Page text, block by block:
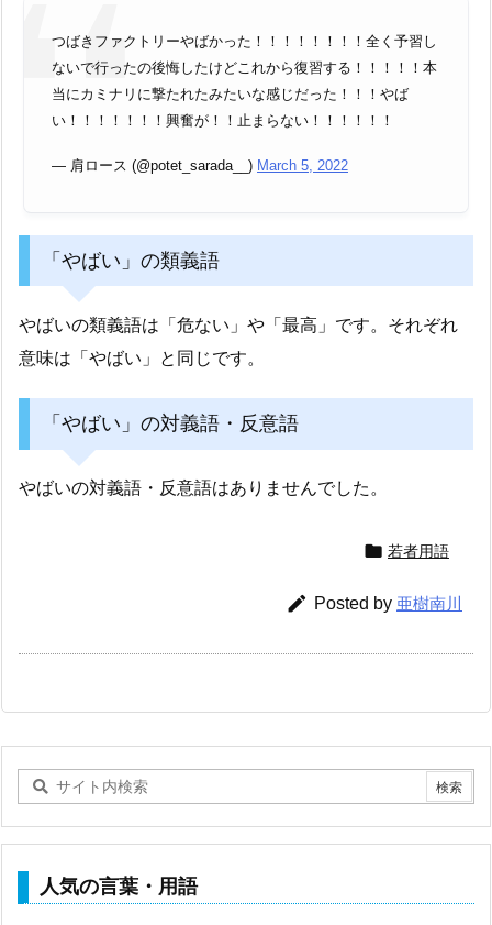
つばきファクトリーやばかった！！！！！！！！全く予習し
ないで行ったの後悔したけどこれから復習する！！！！！本
当にカミナリに撃たれたみたいな感じだった！！！やば
い！！！！！！！興奮が！！止まらない！！！！！！
— 肩ロース (@potet_sarada__) March 5, 2022
「やばい」の類義語
やばいの類義語は「危ない」や「最高」です。それぞれ
意味は「やばい」と同じです。
「やばい」の対義語・反意語
やばいの対義語・反意語はありませんでした。
 若者用語
 Posted by 亜樹南川
人気の言葉・用語